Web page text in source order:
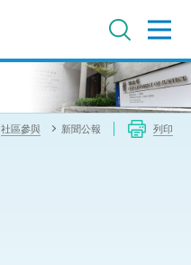
社區參與 新聞公報 列印